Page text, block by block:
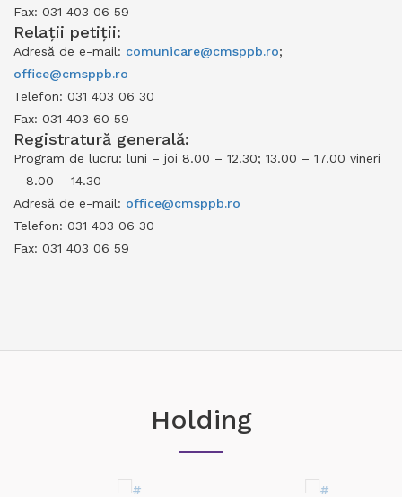
Fax: 031 403 06 59
Relații petiții:
Adresă de e-mail: comunicare@cmsppb.ro;
office@cmsppb.ro
Telefon: 031 403 06 30
Fax: 031 403 60 59
Registratură generală:
Program de lucru: luni – joi 8.00 – 12.30; 13.00 – 17.00 vineri
– 8.00 – 14.30
Adresă de e-mail: office@cmsppb.ro
Telefon: 031 403 06 30
Fax: 031 403 06 59
Holding